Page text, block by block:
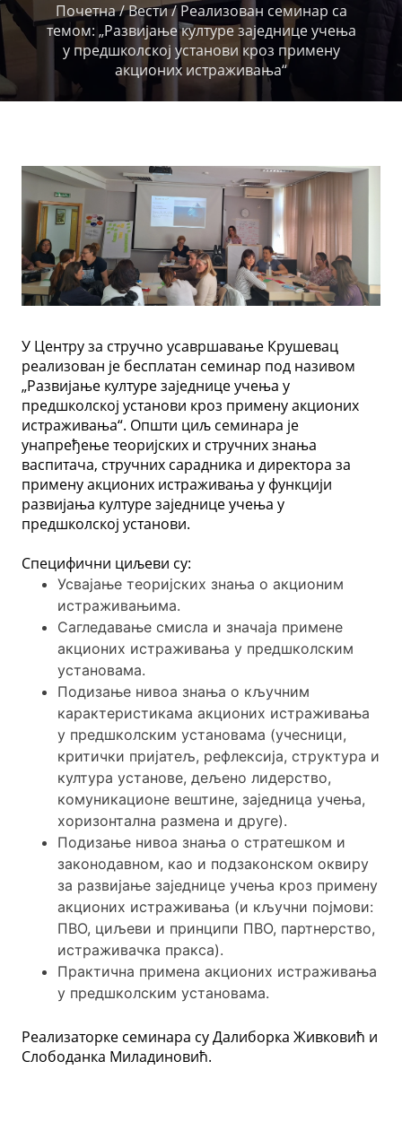
Почетна/Вести/Реализован семинар са
темом: „Развијање културе заједнице учења
у предшколској установи кроз примену
акционих истраживања“
У Центру за стручно усавршавање Крушевац
реализован је бесплатан семинар под називом
„Развијање културе заједнице учења у
предшколској установи кроз примену акционих
истраживања“. Општи циљ семинара је
унапређење теоријских и стручних знања
васпитача, стручних сарадника и директора за
примену акционих истраживања у функцији
развијања културе заједнице учења у
предшколској установи.
Специфични циљеви су:
Усвајање теоријских знања о акционим
истраживањима.
Сагледавање смисла и значаја примене
акционих истраживања у предшколским
установама.
Подизање нивоа знања о кључним
карактеристикама акционих истраживања
у предшколским установама (учесници,
критички пријатељ, рефлексија, структура и
култура установе, дељено лидерство,
комуникационе вештине, заједница учења,
хоризонтална размена и друге).
Подизање нивоа знања о стратешком и
законодавном, као и подзаконском оквиру
за развијање заједнице учења кроз примену
акционих истраживања (и кључни појмови:
ПВО, циљеви и принципи ПВО, партнерство,
истраживачка пракса).
Практична примена акционих истраживања
у предшколским установама.
Реализаторке семинара су Далиборка Живковић и
Слободанка Миладиновић.